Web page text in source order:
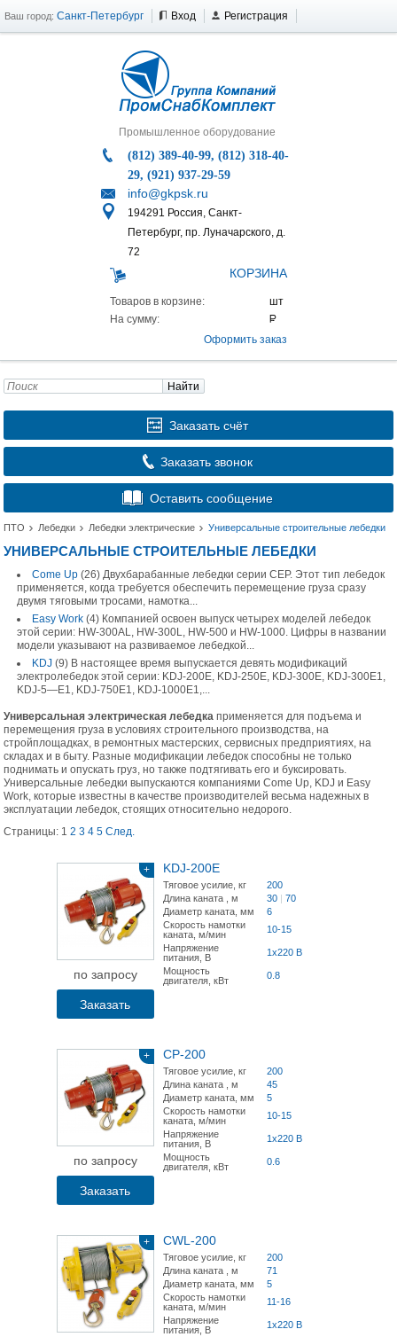
Ваш город: Санкт-Петербург Вход Регистрация
Промышленное оборудование
(812) 389-40-99, (812) 318-40-
29, (921) 937-29-59
info@gkpsk.ru
194291 Россия, Санкт-
Петербург, пр. Луначарского, д.
72
КОРЗИНА
Товаров в корзине:
На сумму:
Оформить заказ
Найти
Заказать счёт
Заказать звонок
Оставить сообщение
ПТО Лебедки Лебедки электрические Универсальные строительные лебедки
УНИВЕРСАЛЬНЫЕ СТРОИТЕЛЬНЫЕ ЛЕБЕДКИ
Come Up (26) Двухбарабанные лебедки серии CEP. Этот тип лебедок
применяется, когда требуется обеспечить перемещение груза сразу
двумя тяговыми тросами, намотка...
Easy Work (4) Компанией освоен выпуск четырех моделей лебедок
этой серии: HW-300AL, HW-300L, HW-500 и HW-1000. Цифры в названии
модели указывают на развиваемое лебедкой...
KDJ (9) В настоящее время выпускается девять модификаций
электролебедок этой серии: KDJ-200E, KDJ-250E, KDJ-300E, KDJ-300E1,
KDJ-5—E1, KDJ-750E1, KDJ-1000E1,...
Универсальная электрическая лебедка применяется для подъема и
перемещения груза в условиях строительного производства, на
стройплощадках, в ремонтных мастерских, сервисных предприятиях, на
складах и в быту. Разные модификации лебедок способны не только
поднимать и опускать груз, но также подтягивать его и буксировать.
Универсальные лебедки выпускаются компаниями Come Up, KDJ и Easy
Work, которые известны в качестве производителей весьма надежных в
эксплуатации лебедок, стоящих относительно недорого.
Страницы: 1 2 3 4 5 След.
+
по запросу
Заказать
KDJ-200E
Тяговое усилие, кг
200
Длина каната , м
30 | 70
Диаметр каната, мм
6
Скорость намотки
каната, м/мин
10-15
Напряжение
питания, В
1x220 В
Мощность
двигателя, кВт
0.8
+
по запросу
Заказать
CP-200
Тяговое усилие, кг
200
Длина каната , м
45
Диаметр каната, мм
5
Скорость намотки
каната, м/мин
10-15
Напряжение
питания, В
1x220 В
Мощность
двигателя, кВт
0.6
+ CWL-200
Тяговое усилие, кг
200
Длина каната , м
71
Диаметр каната, мм
5
Скорость намотки
каната, м/мин
11-16
Напряжение
питания, В
1x220 В